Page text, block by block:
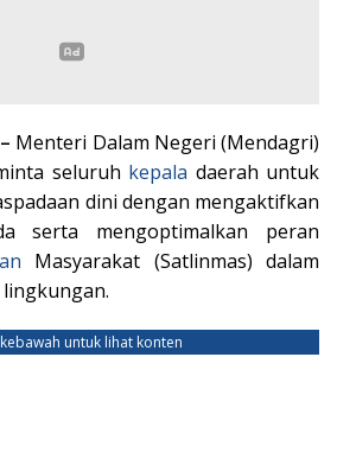
Menteri Dalam Negeri (Mendagri)
seluruh kepala daerah untuk
dini dengan mengaktifkan
serta mengoptimalkan peran
Masyarakat (Satlinmas) dalam
untuk lihat konten